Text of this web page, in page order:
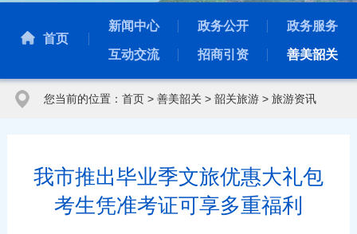
首页
新闻中心 政务公开 政务服务
互动交流 招商引资 善美韶关
您当前的位置： 首页> 善美韶关> 韶关旅游> 旅游资讯
我市推出毕业季文旅优惠大礼包
考生凭准考证可享多重福利